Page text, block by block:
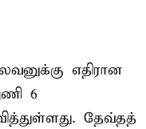
எதிரான
6
தேவ்தத்